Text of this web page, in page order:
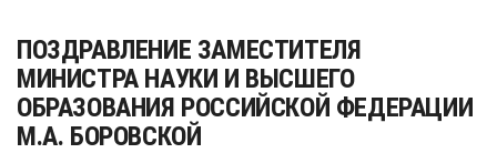
ПОЗДРАВЛЕНИЕ ЗАМЕСТИТЕЛЯ
МИНИСТРА НАУКИ И ВЫСШЕГО
ОБРАЗОВАНИЯ РОССИЙСКОЙ ФЕДЕРАЦИИ
М.А. БОРОВСКОЙ